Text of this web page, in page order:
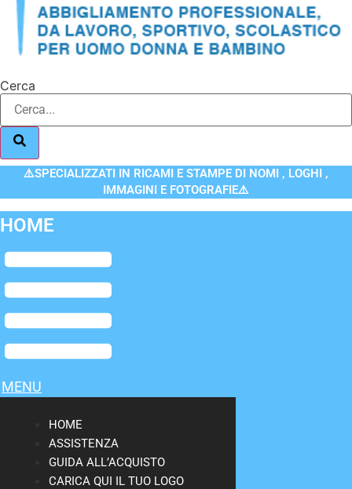
Cerca
⚠️SPECIALIZZATI IN RICAMI E STAMPE DI NOMI , LOGHI ,
IMMAGINI E FOTOGRAFIE⚠️
HOME
Flyout
Menu
MENU
HOME
ASSISTENZA
GUIDA ALL’ACQUISTO
CARICA QUI IL TUO LOGO